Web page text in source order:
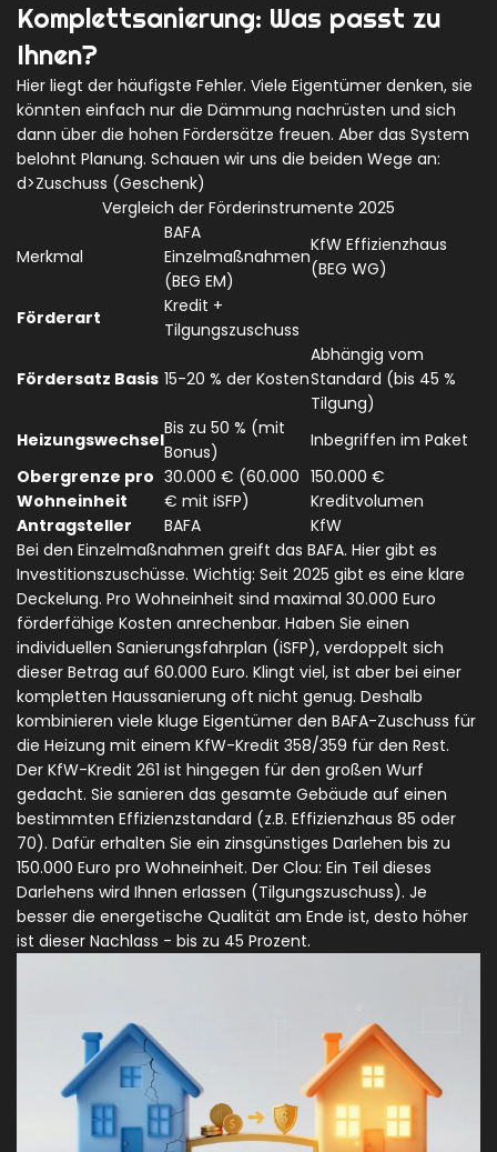
Komplettsanierung: Was passt zu
Ihnen?
Hier liegt der häufigste Fehler. Viele Eigentümer denken, sie
könnten einfach nur die Dämmung nachrüsten und sich
dann über die hohen Fördersätze freuen. Aber das System
belohnt Planung. Schauen wir uns die beiden Wege an:
d>Zuschuss (Geschenk)
Vergleich der Förderinstrumente 2025
Merkmal
BAFA
Einzelmaßnahmen
(BEG EM)
KfW Effizienzhaus
(BEG WG)
Förderart
Kredit +
Tilgungszuschuss
Fördersatz Basis 15-20 % der Kosten
Abhängig vom
Standard (bis 45 %
Tilgung)
Heizungswechsel
Bis zu 50 % (mit
Bonus)
Inbegriffen im Paket
Obergrenze pro
Wohneinheit
30.000 € (60.000
€ mit iSFP)
150.000 €
Kreditvolumen
Antragsteller
BAFA
KfW
Bei den Einzelmaßnahmen greift das BAFA. Hier gibt es
Investitionszuschüsse. Wichtig: Seit 2025 gibt es eine klare
Deckelung. Pro Wohneinheit sind maximal 30.000 Euro
förderfähige Kosten anrechenbar. Haben Sie einen
individuellen Sanierungsfahrplan (iSFP), verdoppelt sich
dieser Betrag auf 60.000 Euro. Klingt viel, ist aber bei einer
kompletten Haussanierung oft nicht genug. Deshalb
kombinieren viele kluge Eigentümer den BAFA-Zuschuss für
die Heizung mit einem KfW-Kredit 358/359 für den Rest.
Der KfW-Kredit 261 ist hingegen für den großen Wurf
gedacht. Sie sanieren das gesamte Gebäude auf einen
bestimmten Effizienzstandard (z.B. Effizienzhaus 85 oder
70). Dafür erhalten Sie ein zinsgünstiges Darlehen bis zu
150.000 Euro pro Wohneinheit. Der Clou: Ein Teil dieses
Darlehens wird Ihnen erlassen (Tilgungszuschuss). Je
besser die energetische Qualität am Ende ist, desto höher
ist dieser Nachlass - bis zu 45 Prozent.